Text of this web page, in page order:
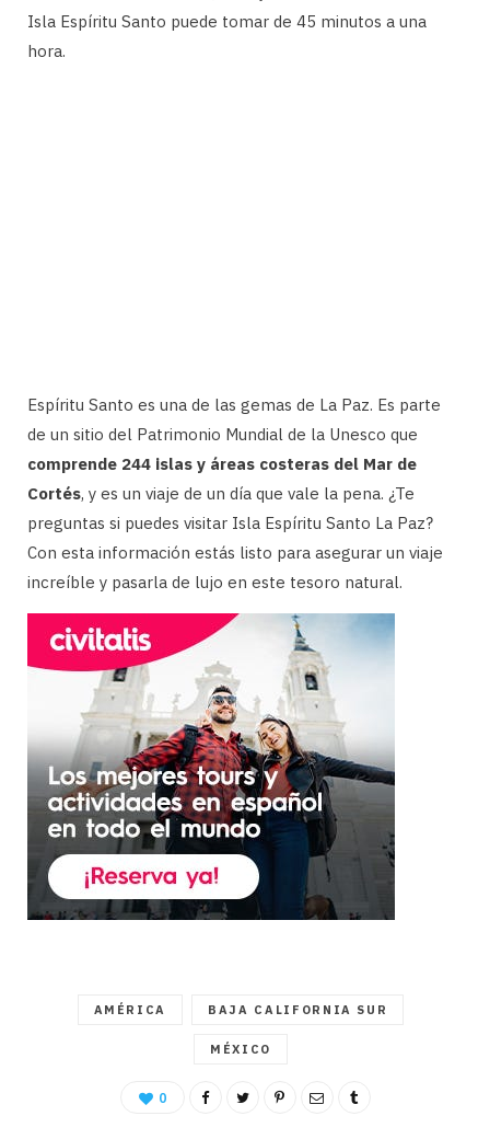
Isla Espíritu Santo puede tomar de 45 minutos a una
hora.
Espíritu Santo es una de las gemas de La Paz. Es parte
de un sitio del Patrimonio Mundial de la Unesco que
comprende 244 islas y áreas costeras del Mar de
Cortés, y es un viaje de un día que vale la pena. ¿Te
preguntas si puedes visitar Isla Espíritu Santo La Paz?
Con esta información estás listo para asegurar un viaje
increíble y pasarla de lujo en este tesoro natural.
AMÉRICA BAJA CALIFORNIA SUR
MÉXICO
0